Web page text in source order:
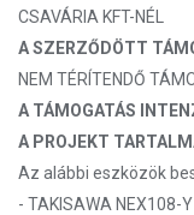
CSAVÁRIA KFT-NÉL
A SZERZŐDÖTT
NEM TÉRÍTENDŐ
A TÁMOGATÁS
A PROJEKT
Az alábbi eszközök
- TAKISAWA